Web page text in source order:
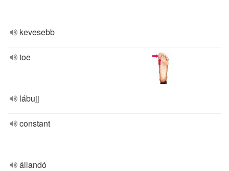
kevesebb
toe
lábujj
constant
állandó